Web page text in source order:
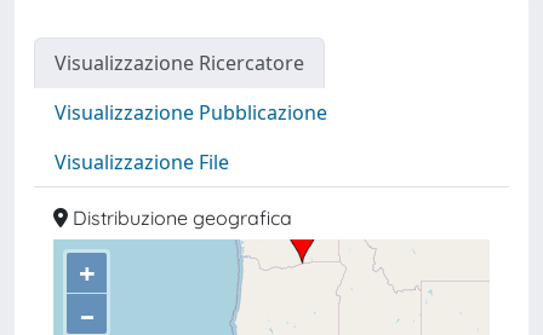
Visualizzazione Ricercatore
Visualizzazione Pubblicazione
Visualizzazione File
Distribuzione geografica
+
–